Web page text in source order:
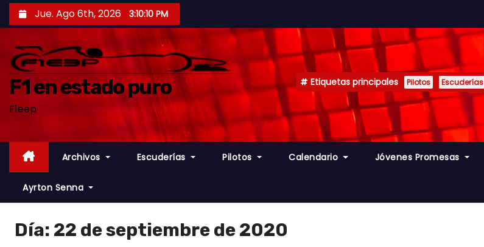
a
c
Jue. Ago 6th, 2026 3:10:11 PM
F1 en estado puro
F1eep
Etiquetas principales Pilotos Escuderías
Archivos Escuderías Pilotos Calendario Jóvenes Promesas
Ayrton Senna
Día: 22 de septiembre de 2020